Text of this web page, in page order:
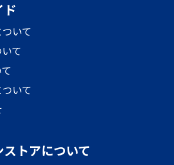
ド
いて
て
て
いて
トアについて